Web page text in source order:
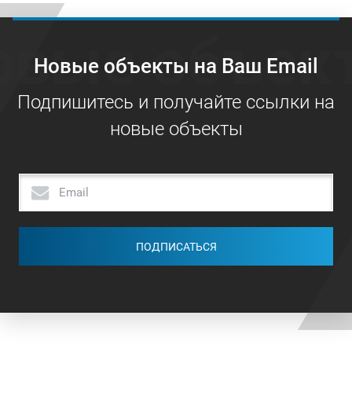
Новые объекты на Ваш Email
Подпишитесь и получайте ссылки на
новые объекты
ПОДПИСАТЬСЯ